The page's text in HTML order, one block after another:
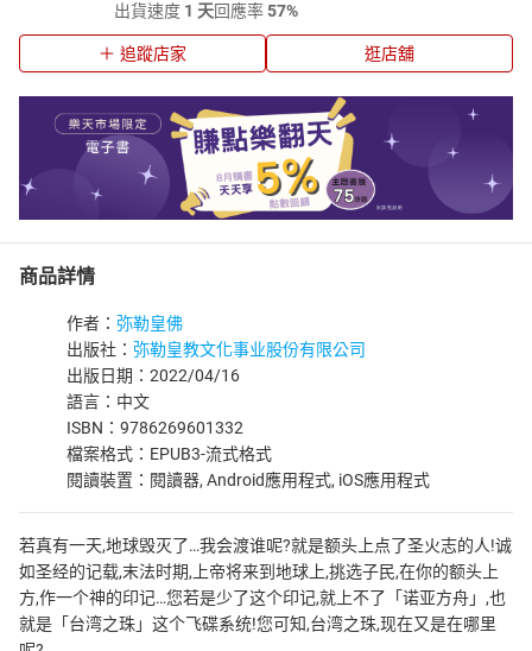
出貨速度 1 天回應率57%
追蹤店家 逛店舖
商品詳情
作者： 弥勒皇佛
出版社： 弥勒皇教文化事业股份有限公司
出版日期：2022/04/16
語言：中文
ISBN：9786269601332
檔案格式：EPUB3-流式格式
閱讀裝置：閱讀器, Android應用程式, iOS應用程式
若真有一天,地球毁灭了…我会渡谁呢?就是额头上点了圣火志的人!诚
如圣经的记载,末法时期,上帝将来到地球上,挑选子民,在你的额头上
方,作一个神的印记…您若是少了这个印记,就上不了「诺亚方舟」,也
就是「台湾之珠」这个飞碟系统!您可知,台湾之珠,现在又是在哪里